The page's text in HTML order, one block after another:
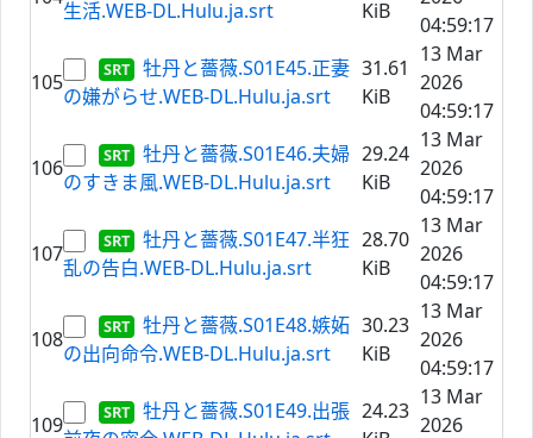
生活.WEB-DL.Hulu.ja.srt
KiB
04:59:17
105
牡丹と薔薇.S01E45.正妻
の嫌がらせ.WEB-DL.Hulu.ja.srt
31.61
KiB
13 Mar
2026
04:59:17
106
牡丹と薔薇.S01E46.夫婦
のすきま風.WEB-DL.Hulu.ja.srt
29.24
KiB
13 Mar
2026
04:59:17
107
牡丹と薔薇.S01E47.半狂
乱の告白.WEB-DL.Hulu.ja.srt
28.70
KiB
13 Mar
2026
04:59:17
108
牡丹と薔薇.S01E48.嫉妬
の出向命令.WEB-DL.Hulu.ja.srt
30.23
KiB
13 Mar
2026
04:59:17
109
牡丹と薔薇.S01E49.出張 24.23
13 Mar
2026